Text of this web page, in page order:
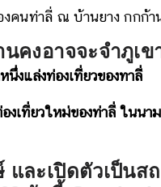
คนท่าลี่ ณ บ้านยาง กกก้า
คงอาจจะจำภูเ
นึ่งแล่งท่องเที่ยวของทาลี่
เที่ยวใหม่ของท่าลี่ ในนา
ละเปิดตัวเป็นส